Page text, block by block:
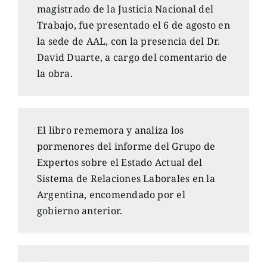
magistrado de la Justicia Nacional del
Trabajo, fue presentado el 6 de agosto en
la sede de AAL, con la presencia del Dr.
David Duarte, a cargo del comentario de
la obra.
El libro rememora y analiza los
pormenores del informe del Grupo de
Expertos sobre el Estado Actual del
Sistema de Relaciones Laborales en la
Argentina, encomendado por el
gobierno anterior.